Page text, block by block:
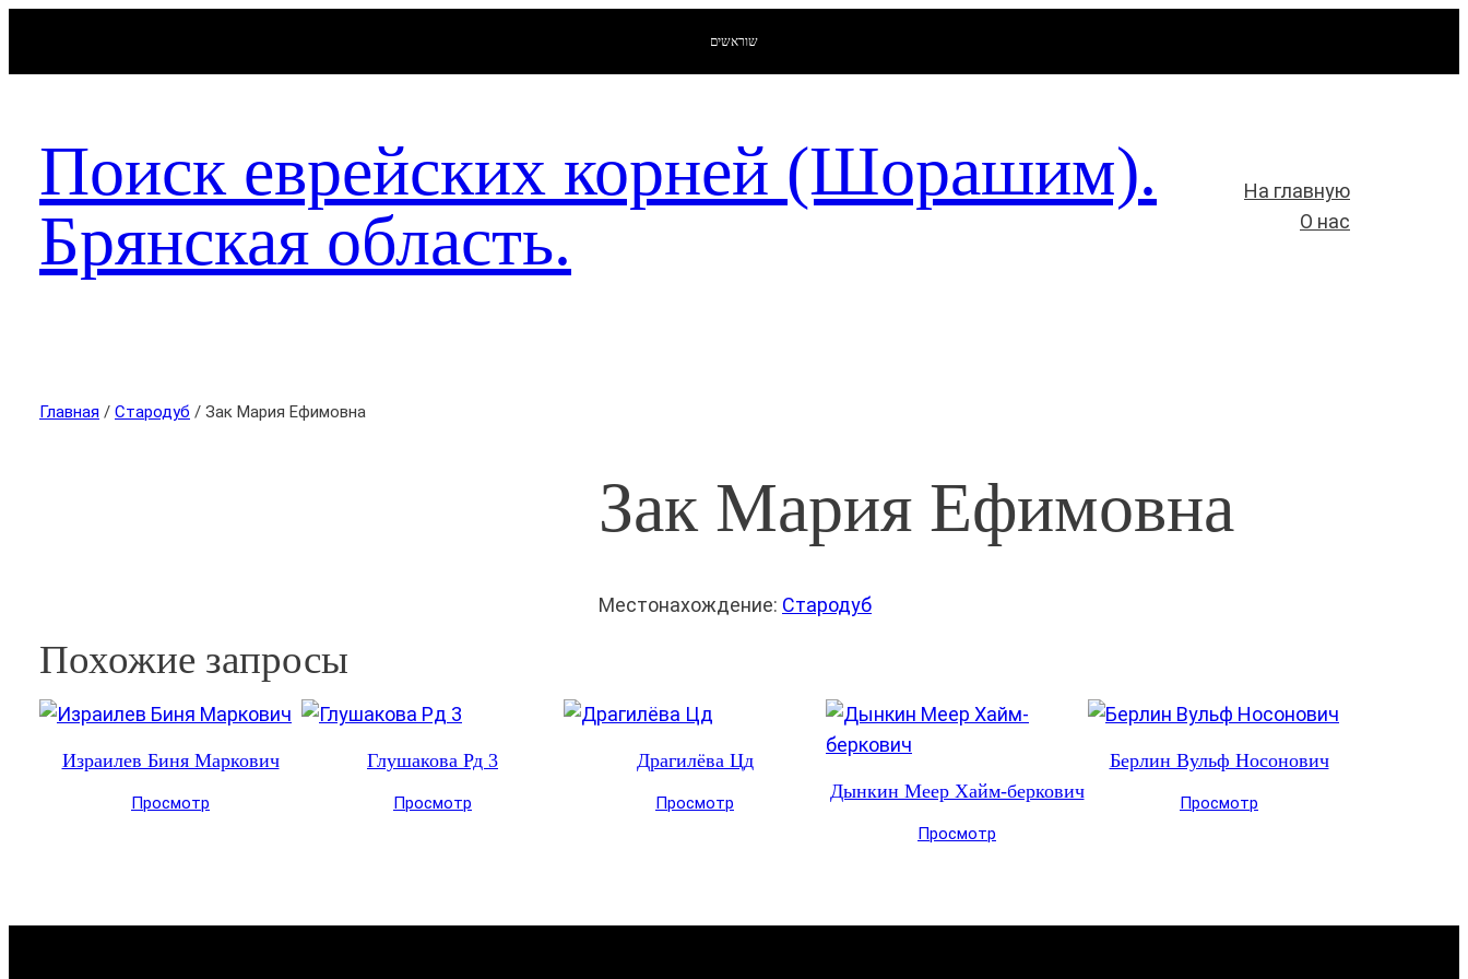
שוראשים
Поиск еврейских корней (Шорашим).
Брянская область.
На главную
О нас
Главная / Стародуб / Зак Мария Ефимовна
Зак Мария Ефимовна
Местонахождение: Стародуб
Похожие запросы
Израилев Биня Маркович
Просмотр
Глушакова Рд 3
Просмотр
Драгилёва Цд
Просмотр
Дынкин Меер Хайм-беркович
Просмотр
Берлин Вульф Носонович
Просмотр